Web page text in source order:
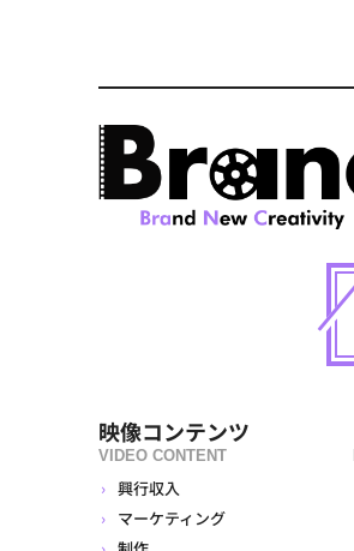
映像コンテンツ
VIDEO CONTENT
興行収入
マーケティング